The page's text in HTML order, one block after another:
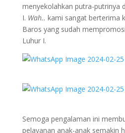
menyekolahkan putra-putrinya
I. Wah.. kami sangat berterima
Baros yang sudah
Luhur I.
Semoga pengalaman ini
pelayanan anak-anak semakin